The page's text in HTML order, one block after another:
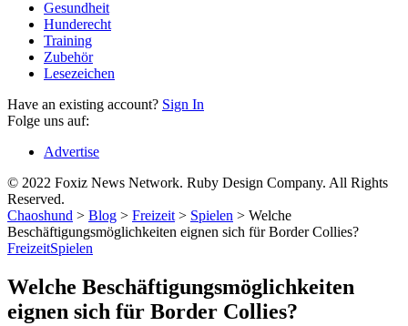
Gesundheit
Hunderecht
Training
Zubehör
Lesezeichen
Have an existing account? Sign In
Folge uns auf:
Advertise
© 2022 Foxiz News Network. Ruby Design Company. All Rights
Reserved.
Chaoshund > Blog > Freizeit > Spielen > Welche
Beschäftigungsmöglichkeiten eignen sich für Border Collies?
FreizeitSpielen
Welche Beschäftigungsmöglichkeiten
eignen sich für Border Collies?